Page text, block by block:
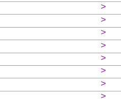
>
>
>
>
>
>
>
>